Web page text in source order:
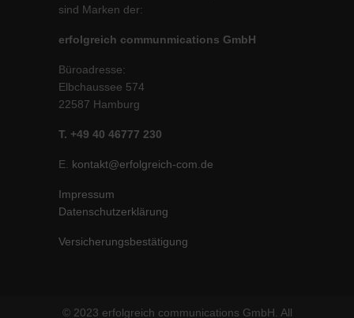
sind Marken der:
erfolgreich communmications GmbH
Büroadresse:
Elbchaussee 574
22587 Hamburg
T. +49 40 46777 230
E. kontakt@erfolgreich-com.de
Impressum
Datenschutzerklärung
Versicherungsbestätigung
© 2023 erfolgreich communications GmbH. All